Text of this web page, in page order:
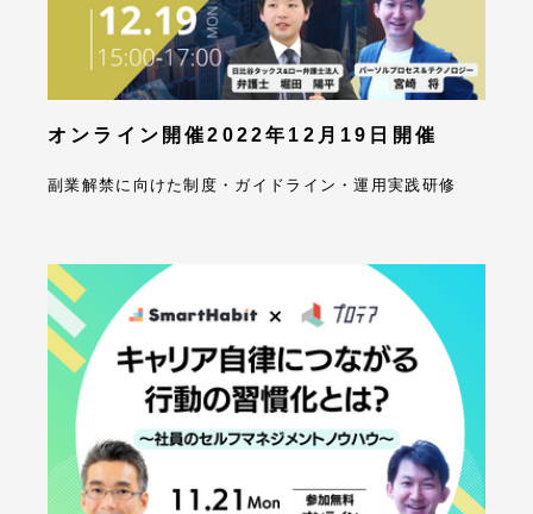
オンライン開催2022年12月19日開催
副業解禁に向けた制度・ガイドライン・運用実践研修